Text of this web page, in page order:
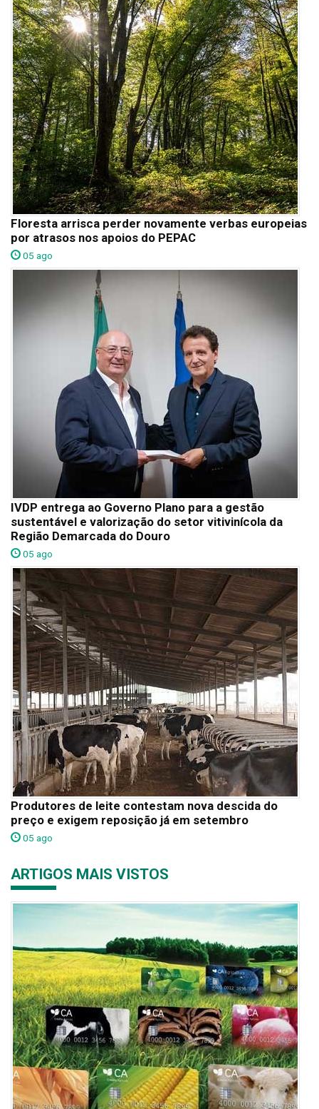
Floresta arrisca perder novamente verbas europeias
por atrasos nos apoios do PEPAC
05 ago
IVDP entrega ao Governo Plano para a gestão
sustentável e valorização do setor vitivinícola da
Região Demarcada do Douro
05 ago
Produtores de leite contestam nova descida do
preço e exigem reposição já em setembro
05 ago
ARTIGOS MAIS VISTOS